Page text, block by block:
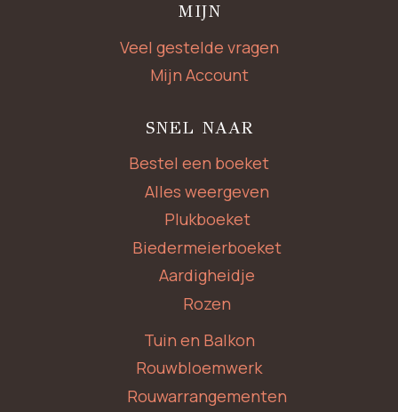
MIJN
Veel gestelde vragen
Mijn Account
SNEL NAAR
Bestel een boeket
Alles weergeven
Plukboeket
Biedermeierboeket
Aardigheidje
Rozen
Tuin en Balkon
Rouwbloemwerk
Rouwarrangementen